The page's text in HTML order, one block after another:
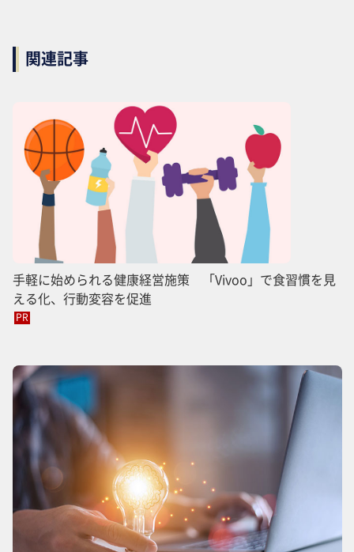
関連記事
手軽に始められる健康経営施策 「Vivoo」で食習慣を見
える化、行動変容を促進
PR